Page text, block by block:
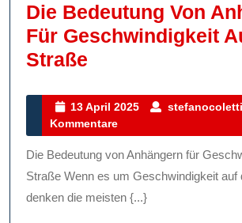
Die Bedeutung Von
Für Geschwindigkeit
Straße
Von
Anhängern
Für
Geschwindigkeit
Auf
13 April 2025
13
2025
stefanocoletti
Kommentare
Die Bedeutung von Anhängern für Geschwindigkeit auf der
Straße Wenn es um Geschwindigkeit auf
denken die meisten {...}